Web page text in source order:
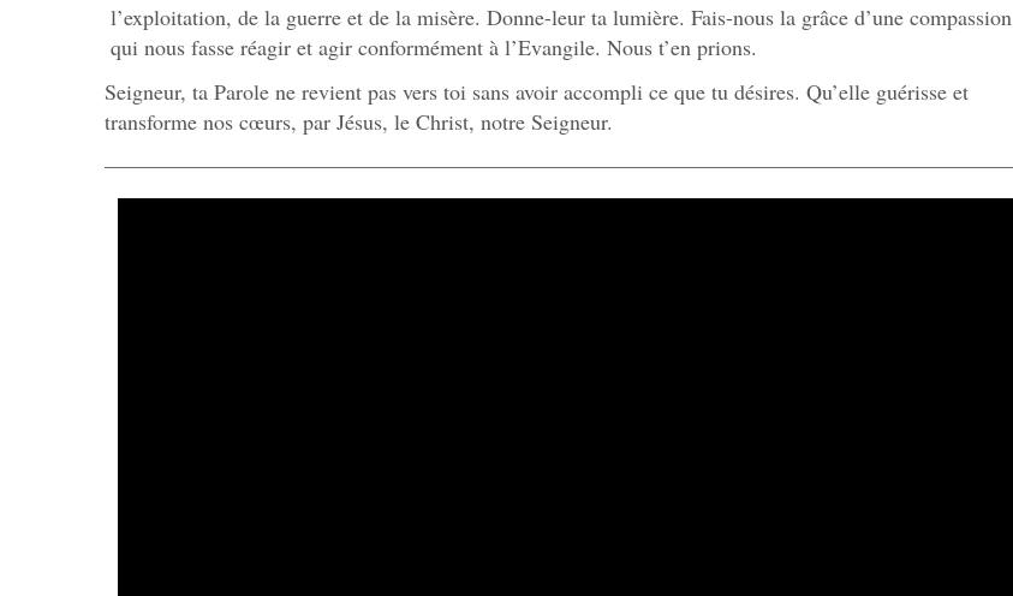
l’exploitation, de la guerre et de la misère. Donne-leur ta lumière. Fais-nous la grâce d’une compassion
qui nous fasse réagir et agir conformément à l’Evangile. Nous t’en prions.
Seigneur, ta Parole ne revient pas vers toi sans avoir accompli ce que tu désires. Qu’elle guérisse et
transforme nos cœurs, par Jésus, le Christ, notre Seigneur.